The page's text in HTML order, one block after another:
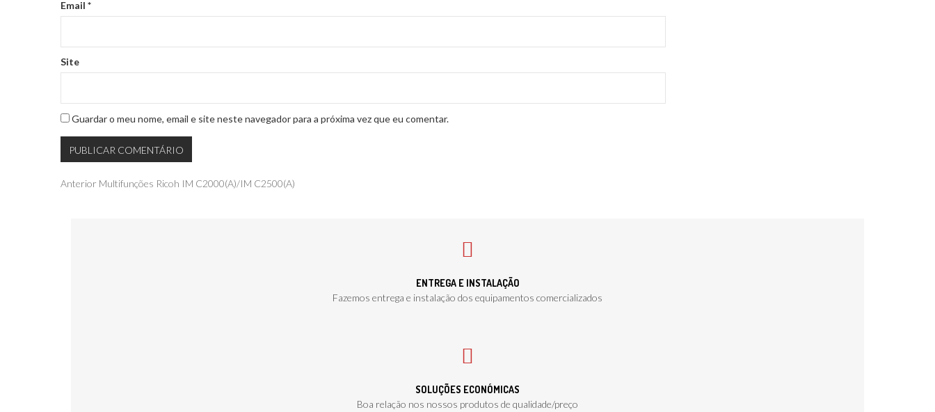
Email *
Site
Guardar o meu nome, email e site neste navegador para a próxima vez que eu comentar.
Navegação
Publicação
Anterior Multifunções Ricoh IM C2000(A)/IM C2500(A)
ENTREGA E INSTALAÇÃO
Fazemos entrega e instalação dos equipamentos comercializados
SOLUÇÕES ECONÓMICAS
Boa relação nos nossos produtos de qualidade/preço